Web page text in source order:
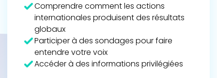
Comprendre comment les actions
internationales produisent des résultats
globaux
Participer à des sondages pour faire
entendre votre voix
Accéder à des informations privilégiées